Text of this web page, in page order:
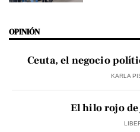
OPINIÓN
Ceuta, el negocio
KARLA
El hilo rojo